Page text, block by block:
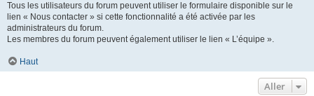
Tous les utilisateurs du forum peuvent utiliser le formulaire disponible sur le
lien « Nous contacter » si cette fonctionnalité a été activée par les
administrateurs du forum.
Les membres du forum peuvent également utiliser le lien « L’équipe ».
Haut
Aller